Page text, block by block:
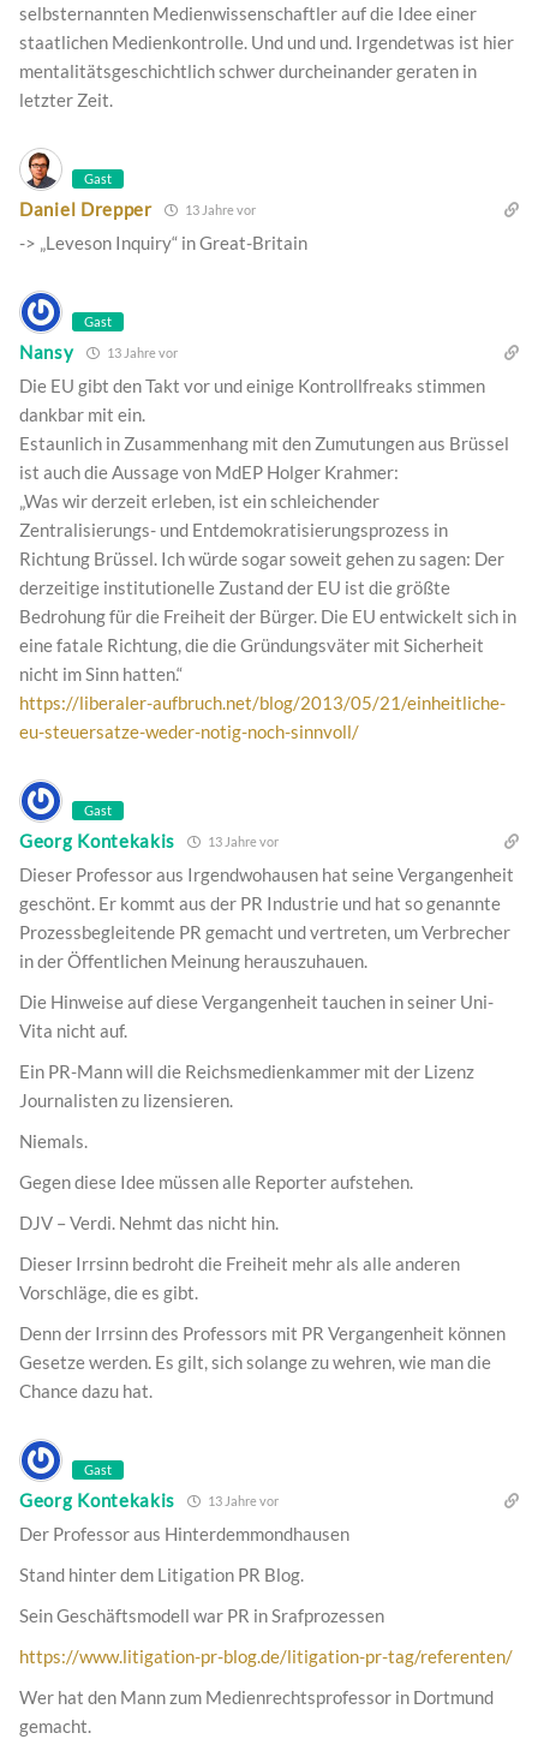
selbsternannten Medienwissenschaftler auf die Idee einer
staatlichen Medienkontrolle. Und und und. Irgendetwas ist hier
mentalitätsgeschichtlich schwer durcheinander geraten in
letzter Zeit.
Gast
Daniel Drepper 13 Jahre vor
-> „Leveson Inquiry“ in Great-Britain
Gast
Nansy 13 Jahre vor
Die EU gibt den Takt vor und einige Kontrollfreaks stimmen
dankbar mit ein.
Estaunlich in Zusammenhang mit den Zumutungen aus Brüssel
ist auch die Aussage von MdEP Holger Krahmer:
„Was wir derzeit erleben, ist ein schleichender
Zentralisierungs- und Entdemokratisierungsprozess in
Richtung Brüssel. Ich würde sogar soweit gehen zu sagen: Der
derzeitige institutionelle Zustand der EU ist die größte
Bedrohung für die Freiheit der Bürger. Die EU entwickelt sich in
eine fatale Richtung, die die Gründungsväter mit Sicherheit
nicht im Sinn hatten.“
https://liberaler-aufbruch.net/blog/2013/05/21/einheitliche-
eu-steuersatze-weder-notig-noch-sinnvoll/
Gast
Georg Kontekakis 13 Jahre vor
Dieser Professor aus Irgendwohausen hat seine Vergangenheit
geschönt. Er kommt aus der PR Industrie und hat so genannte
Prozessbegleitende PR gemacht und vertreten, um Verbrecher
in der Öffentlichen Meinung herauszuhauen.
Die Hinweise auf diese Vergangenheit tauchen in seiner Uni-
Vita nicht auf.
Ein PR-Mann will die Reichsmedienkammer mit der Lizenz
Journalisten zu lizensieren.
Niemals.
Gegen diese Idee müssen alle Reporter aufstehen.
DJV – Verdi. Nehmt das nicht hin.
Dieser Irrsinn bedroht die Freiheit mehr als alle anderen
Vorschläge, die es gibt.
Denn der Irrsinn des Professors mit PR Vergangenheit können
Gesetze werden. Es gilt, sich solange zu wehren, wie man die
Chance dazu hat.
Gast
Georg Kontekakis 13 Jahre vor
Der Professor aus Hinterdemmondhausen
Stand hinter dem Litigation PR Blog.
Sein Geschäftsmodell war PR in Srafprozessen
https://www.litigation-pr-blog.de/litigation-pr-tag/referenten/
Wer hat den Mann zum Medienrechtsprofessor in Dortmund
gemacht.